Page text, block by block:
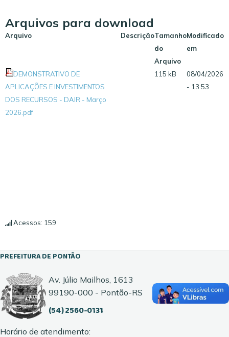
Arquivos para download
Arquivo DescriçãoTamanho
do
Arquivo
Modificado
em
DEMONSTRATIVO DE
APLICAÇÕES E INVESTIMENTOS
DOS RECURSOS - DAIR - Março
2026.pdf
115 kB
08/04/2026
- 13:53
Acessos: 159
PREFEITURA DE PONTÃO
Av. Júlio Mailhos, 1613
99190-000 - Pontão-RS
(54) 2560-0131
Horário de atendimento: